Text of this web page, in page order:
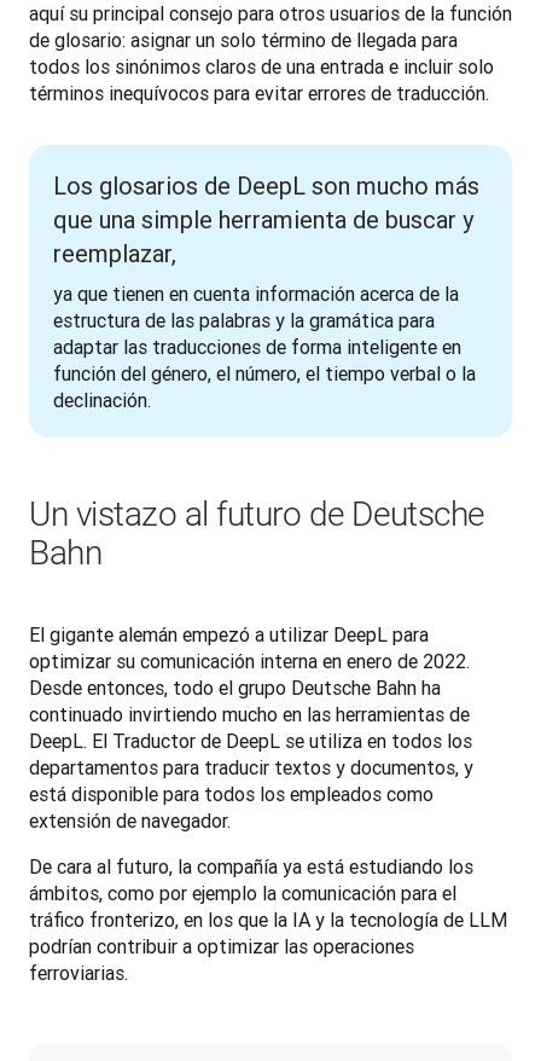
aquí su principal consejo para otros usuarios de la función
de glosario: asignar un solo término de llegada para
todos los sinónimos claros de una entrada e incluir solo
términos inequívocos para evitar errores de traducción.
Los glosarios de DeepL son mucho más
que una simple herramienta de buscar y
reemplazar,
ya que tienen en cuenta información acerca de la
estructura de las palabras y la gramática para
adaptar las traducciones de forma inteligente en
función del género, el número, el tiempo verbal o la
declinación.
Un vistazo al futuro de Deutsche
Bahn
El gigante alemán empezó a utilizar DeepL para
optimizar su comunicación interna en enero de 2022.
Desde entonces, todo el grupo Deutsche Bahn ha
continuado invirtiendo mucho en las herramientas de
DeepL. El Traductor de DeepL se utiliza en todos los
departamentos para traducir textos y documentos, y
está disponible para todos los empleados como
extensión de navegador.
De cara al futuro, la compañía ya está estudiando los
ámbitos, como por ejemplo la comunicación para el
tráfico fronterizo, en los que la IA y la tecnología de LLM
podrían contribuir a optimizar las operaciones
ferroviarias.